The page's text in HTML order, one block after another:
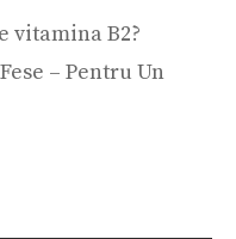
vitamina B2?
– Pentru Un